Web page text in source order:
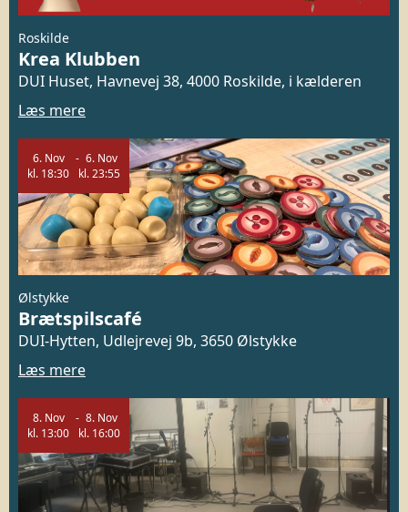
Roskilde
Krea Klubben
DUI Huset, Havnevej 38, 4000 Roskilde, i kælderen
Læs mere
6. Nov
kl. 18:30
6. Nov
kl.23:55
Ølstykke
Brætspilscafé
DUI-Hytten, Udlejrevej 9b, 3650 Ølstykke
Læs mere
8. Nov
kl. 13:00
8. Nov
kl. 16:00